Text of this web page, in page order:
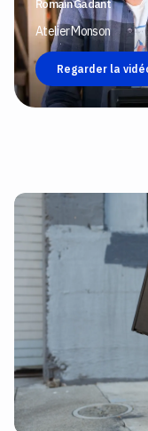
Romain Gadant
Atelier Monson
Regarder la